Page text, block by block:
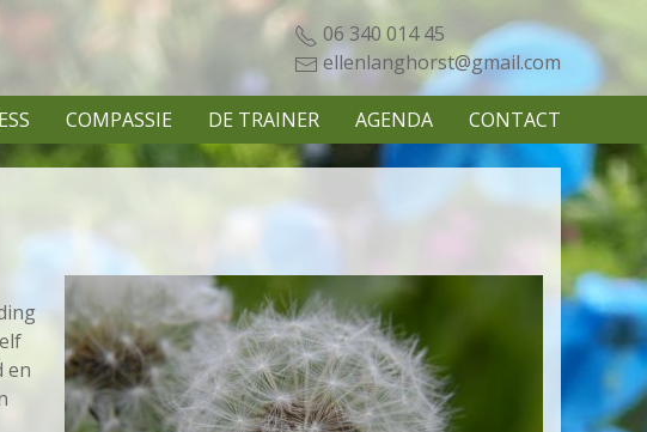
06 340 014 45
ellenlanghorst@gmail.com
COMPASSIE DE TRAINER AGENDA CONTACT
en